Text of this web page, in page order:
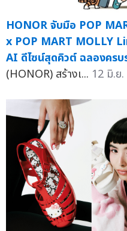
HONOR จับมือ POP
x POP MART MOLLY
AI ดีไซน์สุดคิวต์ ฉลองคร
(HONOR) สร้างเ... 12 มิ.ย.